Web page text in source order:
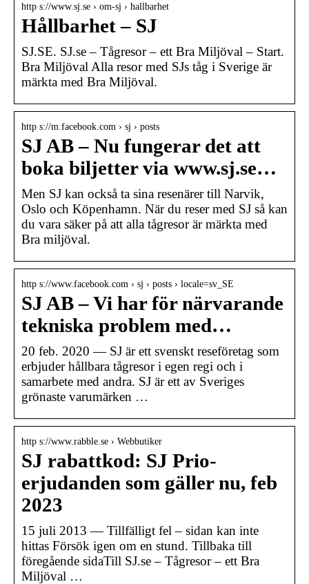
http s://www.sj.se › om-sj › hallbarhet
Hållbarhet – SJ
SJ.SE. SJ.se – Tågresor – ett Bra Miljöval – Start.
Bra Miljöval Alla resor med SJs tåg i Sverige är
märkta med Bra Miljöval.
http s://m.facebook.com › sj › posts
SJ AB – Nu fungerar det att
boka biljetter via www.sj.se…
Men SJ kan också ta sina resenärer till Narvik,
Oslo och Köpenhamn. När du reser med SJ så kan
du vara säker på att alla tågresor är märkta med
Bra miljöval.
http s://www.facebook.com › sj › posts › locale=sv_SE
SJ AB – Vi har för närvarande
tekniska problem med…
20 feb. 2020 — SJ är ett svenskt reseföretag som
erbjuder hållbara tågresor i egen regi och i
samarbete med andra. SJ är ett av Sveriges
grönaste varumärken …
http s://www.rabble.se › Webbutiker
SJ rabattkod: SJ Prio-
erjudanden som gäller nu, feb
2023
15 juli 2013 — Tillfälligt fel – sidan kan inte
hittas Försök igen om en stund. Tillbaka till
föregående sidaTill SJ.se – Tågresor – ett Bra
Miljöval …